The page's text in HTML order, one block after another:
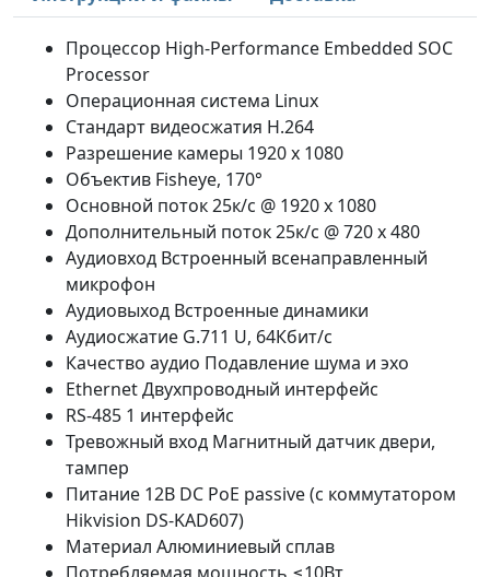
Процессор High-Performance Embedded SOC
Processor
Операционная система Linux
Стандарт видеосжатия H.264
Разрешение камеры 1920 х 1080
Объектив Fisheye, 170°
Основной поток 25к/с @ 1920 х 1080
Дополнительный поток 25к/с @ 720 х 480
Аудиовход Встроенный всенаправленный
микрофон
Аудиовыход Встроенные динамики
Аудиосжатие G.711 U, 64Кбит/с
Качество аудио Подавление шума и эхо
Ethernet Двухпроводный интерфейс
RS-485 1 интерфейс
Тревожный вход Магнитный датчик двери,
тампер
Питание 12В DC PoE passive (с коммутатором
Hikvision DS-KAD607)
Материал Алюминиевый сплав